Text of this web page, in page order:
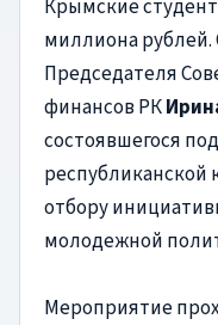
Крымские
миллиона рублей.
Председателя
финансов РК
состоявшегося
республиканской
отбору
молодежной
Мероприятие